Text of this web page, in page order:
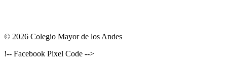
© 2026 Colegio Mayor de los Andes
!-- Facebook Pixel Code -->